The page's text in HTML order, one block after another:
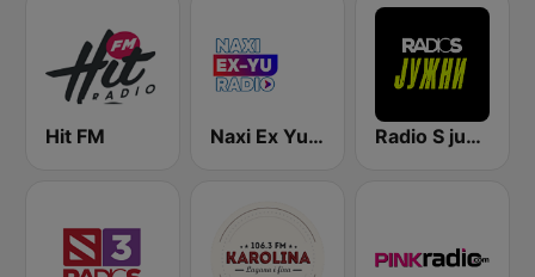
Hit FM Naxi Ex Yu Radio Radio S južni